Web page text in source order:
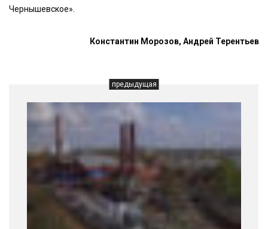
Чернышевское».
Константин Морозов, Андрей Терентьев
предыдущая